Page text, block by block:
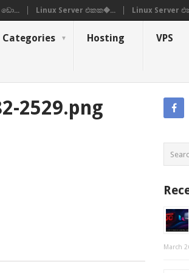
ඩො... Linux Server එකක�... Linux Server
Categories Hosting VPS
2529.png
March